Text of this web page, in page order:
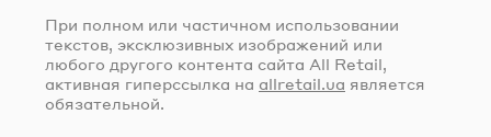
При полном или частичном использовании
текстов, эксклюзивных изображений или
любого другого контента сайта All Retail,
активная гиперссылка на allretail.ua является
обязательной.